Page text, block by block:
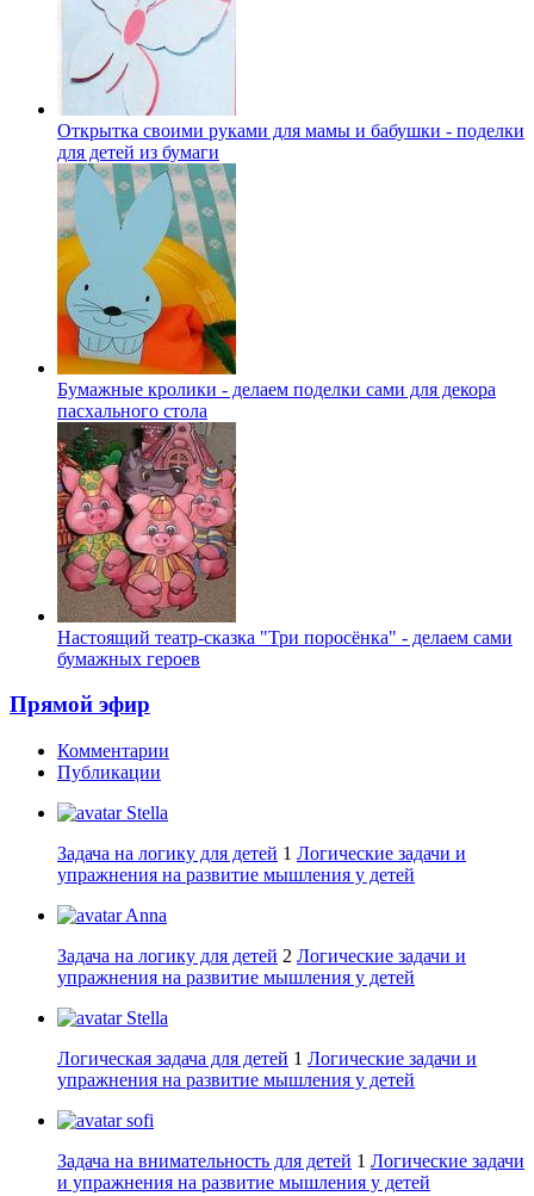
Открытка своими руками для мамы и бабушки - поделки
для детей из бумаги
Бумажные кролики - делаем поделки сами для декора
пасхального стола
Настоящий театр-сказка "Три поросёнка" - делаем сами
бумажных героев
Прямой эфир
Комментарии
Публикации
Stella
Задача на логику для детей 1 Логические задачи и
упражнения на развитие мышления у детей
Anna
Задача на логику для детей 2 Логические задачи и
упражнения на развитие мышления у детей
Stella
Логическая задача для детей 1 Логические задачи и
упражнения на развитие мышления у детей
sofi
Задача на внимательность для детей 1 Логические задачи
и упражнения на развитие мышления у детей